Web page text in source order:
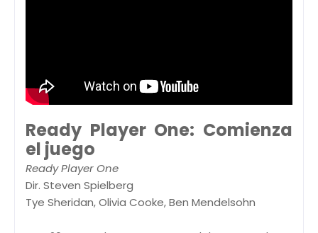
Ready Player One: Comienza
el juego
Ready Player One
Dir. Steven Spielberg
Tye Sheridan, Olivia Cooke, Ben Mendelsohn